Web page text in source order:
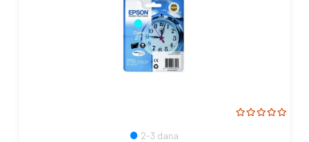
2-3 dana